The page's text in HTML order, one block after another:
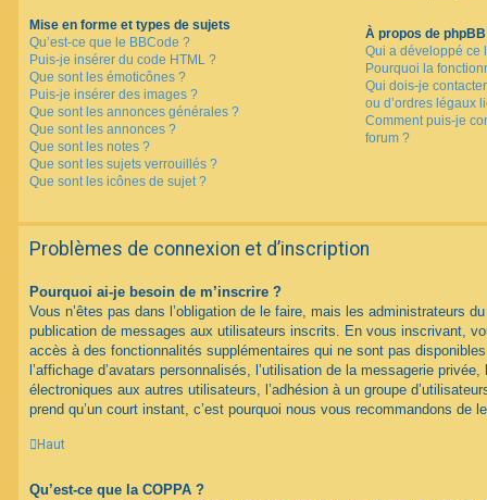
Mise en forme et types de sujets
Qu’est-ce que le BBCode ?
Puis-je insérer du code HTML ?
Que sont les émoticônes ?
Puis-je insérer des images ?
Que sont les annonces générales ?
Que sont les annonces ?
Que sont les notes ?
Que sont les sujets verrouillés ?
Que sont les icônes de sujet ?
À propos de phpBB
Qui a développé ce
Pourquoi la
Qui dois-je
ou d’ordres légaux
Comment puis-je
forum ?
Problèmes de connexion et d’inscription
Pourquoi ai-je besoin de m’inscrire ?
Vous n’êtes pas dans l’obligation de le faire, mais les administrateurs
publication de messages aux utilisateurs inscrits. En vous inscrivant,
accès à des fonctionnalités supplémentaires qui ne sont pas
l’affichage d’avatars personnalisés, l’utilisation de la messagerie privée,
électroniques aux autres utilisateurs, l’adhésion à un groupe
prend qu’un court instant, c’est pourquoi nous vous recommandons de
Haut
Qu’est-ce que la COPPA ?